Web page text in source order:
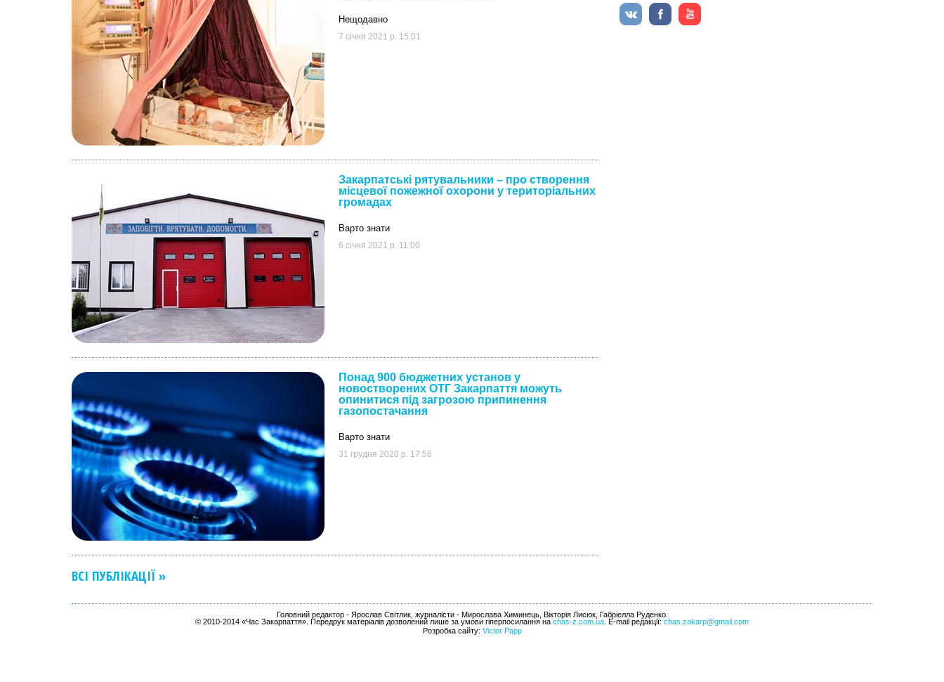
Нещодавно
7 січня 2021 р. 15:01
Закарпатські рятувальники – про створення
місцевої пожежної охорони у територіальних
громадах
Варто знати
6 січня 2021 р. 11:00
Понад 900 бюджетних установ у
новостворених ОТГ Закарпаття можуть
опинитися під загрозою припинення
газопостачання
Варто знати
31 грудня 2020 р. 17:56
ВСІ ПУБЛІКАЦІЇ »
Головний редактор - Ярослав Світлик, журналісти - Мирослава Химинець, Вікторія Лисюк, Габріелла Руденко.
© 2010-2014 «Час Закарпаття». Передрук матеріалів дозволений лише за умови гіперпосилання на chas-z.com.ua . E-mail редакції: chas.zakarp@gmail.com
Розробка сайту: Victor Papp